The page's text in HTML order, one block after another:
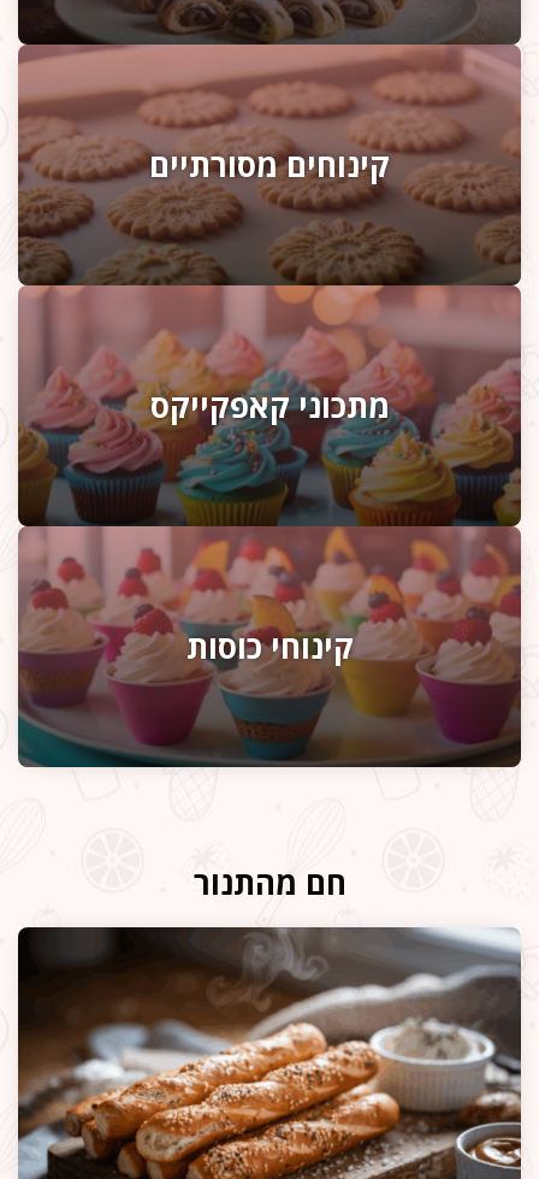
קינוחים מסורתיים
מתכוני קאפקייקס
קינוחי כוסות
חם מהתנור